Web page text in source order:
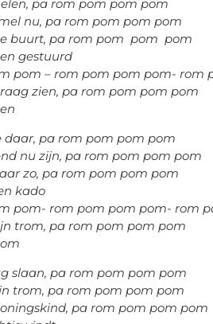
pa rom pom pom pom
nu, pa rom pom pom pom
buurt, pa rom pom pom pom
gestuurd
pom – rom pom pom pom- rom
zien, pa rom pom pom pom
daar, pa rom pom pom pom
nu zijn, pa rom pom pom pom
zo, pa rom pom pom pom
kado
pom- rom pom pom pom- rom
trom, pa rom pom pom pom
slaan, pa rom pom pom pom
trom, pa rom pom pom pom
pa rom pom pom pom